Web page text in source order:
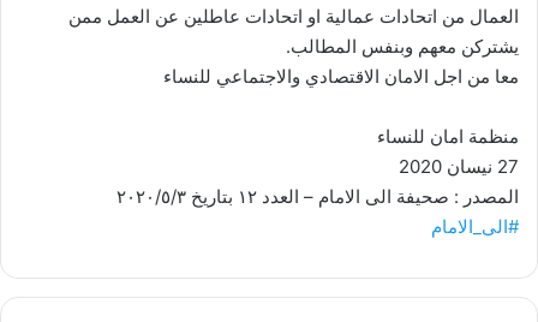
العمال من اتحادات عمالية او اتحادات عاطلين عن العمل ممن
يشتركن معهم وبنفس المطالب.
معا من اجل الامان الاقتصادي والاجتماعي للنساء
منظمة امان للنساء
27 نيسان 2020
المصدر : صحيفة الى الامام – العدد ١٢ بتاريخ ٢٠٢٠/٥/٣
#الى_الامام